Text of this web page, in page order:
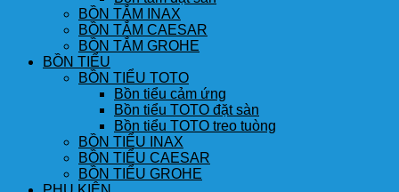
BỒN TẮM INAX
BỒN TẮM CAESAR
BỒN TẮM GROHE
BỒN TIỂU
BỒN TIỂU TOTO
Bồn tiểu cảm ứng
Bồn tiểu TOTO đặt sàn
Bồn tiểu TOTO treo tuòng
BỒN TIỂU INAX
BỒN TIỂU CAESAR
BỒN TIỂU GROHE